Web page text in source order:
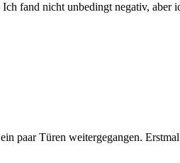
fand nicht unbedingt negativ, aber
paar Türen weitergegangen.